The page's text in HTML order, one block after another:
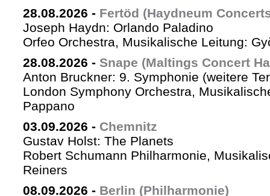
28.08.2026 - Fertöd (Haydneum
Joseph Haydn: Orlando Paladino
Orfeo Orchestra, Musikalische Leitung:
28.08.2026 - Snape (Maltings Concert
Anton Bruckner: 9. Symphonie (weitere
London Symphony Orchestra,
Pappano
03.09.2026 - Chemnitz
Gustav Holst: The Planets
Robert Schumann Philharmonie,
Reiners
08.09.2026 - Berlin (Philharmonie)